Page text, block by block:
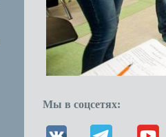
Мы в соцсетях: